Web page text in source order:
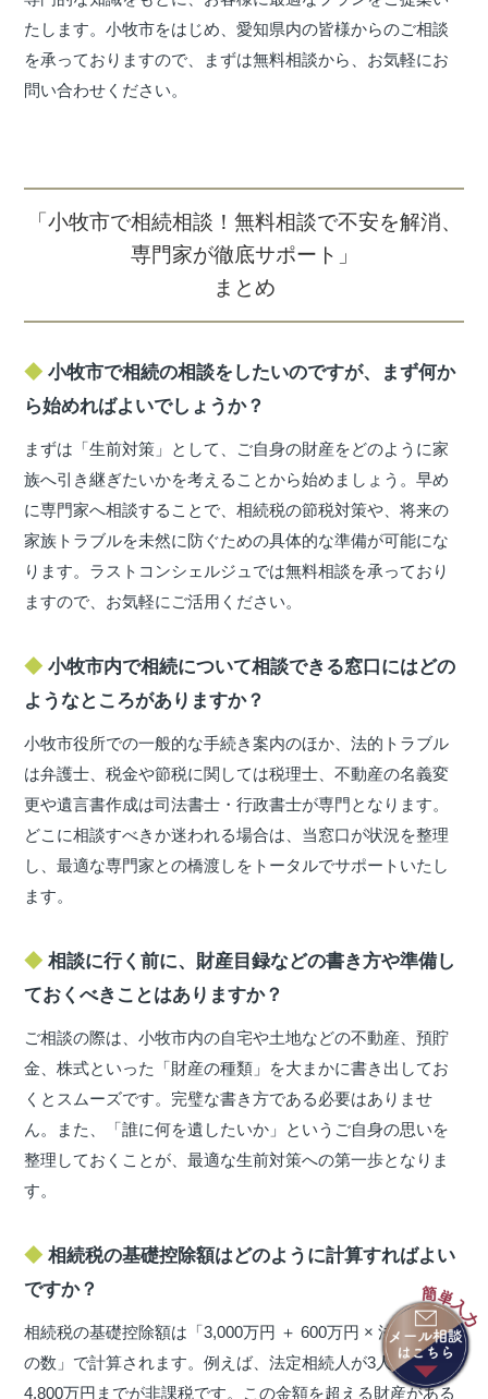
たします。小牧市をはじめ、愛知県内の皆様からのご相談
を承っておりますので、まずは無料相談から、お気軽にお
問い合わせください。
「小牧市で相続相談！無料相談で不安を解消、
専門家が徹底サポート」
まとめ
小牧市で相続の相談をしたいのですが、まず何か
ら始めればよいでしょうか？
まずは「生前対策」として、ご自身の財産をどのように家
族へ引き継ぎたいかを考えることから始めましょう。早め
に専門家へ相談することで、相続税の節税対策や、将来の
家族トラブルを未然に防ぐための具体的な準備が可能にな
ります。ラストコンシェルジュでは無料相談を承っており
ますので、お気軽にご活用ください。
小牧市内で相続について相談できる窓口にはどの
ようなところがありますか？
小牧市役所での一般的な手続き案内のほか、法的トラブル
は弁護士、税金や節税に関しては税理士、不動産の名義変
更や遺言書作成は司法書士・行政書士が専門となります。
どこに相談すべきか迷われる場合は、当窓口が状況を整理
し、最適な専門家との橋渡しをトータルでサポートいたし
ます。
相談に行く前に、財産目録などの書き方や準備し
ておくべきことはありますか？
ご相談の際は、小牧市内の自宅や土地などの不動産、預貯
金、株式といった「財産の種類」を大まかに書き出してお
くとスムーズです。完璧な書き方である必要はありませ
ん。また、「誰に何を遺したいか」というご自身の思いを
整理しておくことが、最適な生前対策への第一歩となりま
す。
相続税の基礎控除額はどのように計算すればよい
ですか？
相続税の基礎控除額は「3,000万円 ＋ 600万円 × 法定相続人
の数」で計算されます。例えば、法定相続人が3人の場合は
4,800万円までが非課税です。この金額を超える財産がある